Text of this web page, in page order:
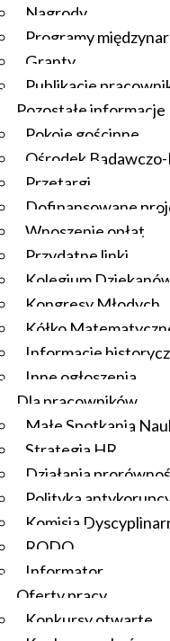
Nagrody
Programy
Granty
Publikacje
Pozostałe informacje
Pokoje gościnne
Ośrodek
Przetargi
Dofinansowane
Wnoszenie opłat
Przydatne linki
Kolegium
Kongresy Młodych
Kółko
Informacje
Inne ogłoszenia
Dla pracowników
Małe Spotkania
Strategia HR
Działania
Polityka
Komisja
RODO
Informator
Oferty pracy
Konkursy otwarte